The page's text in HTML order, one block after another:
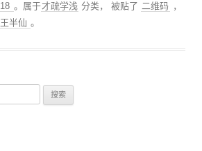
。属于才疏学浅 分类， 被贴了 二维码 ，
王半仙 。